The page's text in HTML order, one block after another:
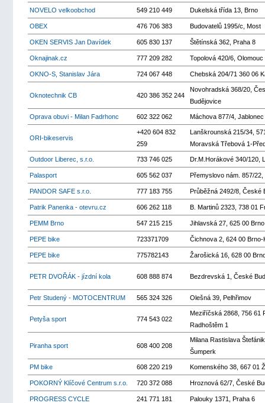
NOVELO velkoobchod 549 210 449 Dukelská třída 13, Brno
OBEX 476 706 383 Budovatelů 1995/c, Most
OKEN SERVIS Jan Davídek 605 830 137 Štětínská 362, Praha 8
Oknajinak.cz 777 209 282 Topolová 420/6, Olomouc
OKNO-S, Stanislav Jára 724 067 448 Chebská 204/71 360 06
Oknotechnik CB 420 386 352 244
Novohradská 368/20,
Budějovice
Oprava obuvi - Milan Fadrhonc 602 322 062 Máchova 877/4,
ORI-bikeservis
+420 604 832
259
Lanškrounská 215/34,
Moravská Třebová 1-
Outdoor Liberec, s.r.o. 733 746 025 Dr.M.Horákové 340/120,
Palasport 605 562 037 Přemyslovo nám. 857/22,
PANDOR SAFE s.r.o. 777 183 755 Průběžná 2492/8, České
Patrik Panenka - otevru.cz 606 262 118 B. Martinů 2323, 738 01
PEMM Brno 547 215 215 Jihlavská 27, 625 00
PEPE bike 723371709 Čichnova 2, 624 00 Brno-
PEPE bike 775782143 Žarošická 16, 628 00
PETR DVOŘÁK - jízdní kola 608 888 874 Bezdrevská 1, České
Petr Studený - MOTOCENTRUM 565 324 326 Olešná 39, Pelhřimov
Petyša sport 774 543 022
Meziříčská 2868, 756 61
Radhoštěm 1
Piranha sport 608 400 208
Milana Rastislava
Šumperk
PM bike 608 220 219 Komenského 38, 667 01
POKORNÝ Klíčové Centrum s.r.o. 720 372 088 Hroznová 62/7, České
PROGRESS CYCLE 241 771 181 Palouky 1371, Praha 6